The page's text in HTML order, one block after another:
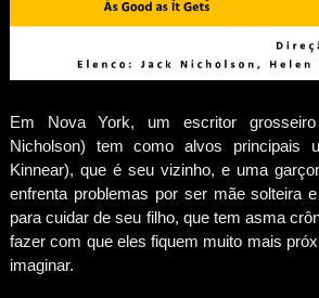
Em Nova York, um escritor
Nicholson) tem como alvos principais
Kinnear), que é seu vizinho, e uma
enfrenta problemas por ser mãe solteira
para cuidar de seu filho, que tem asma
fazer com que eles fiquem muito mais
imaginar.